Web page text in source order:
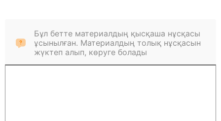
Бұл бетте материалдың қысқаша нұсқасы
ұсынылған. Материалдың толық нұсқасын
жүктеп алып, көруге болады